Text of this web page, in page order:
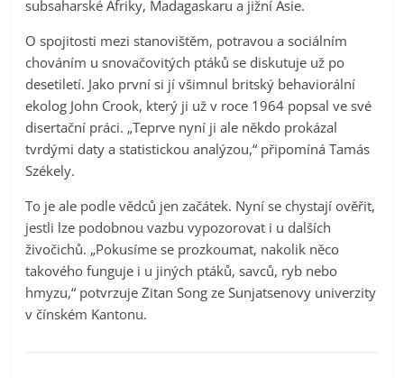
subsaharské Afriky, Madagaskaru a jižní Asie.
O spojitosti mezi stanovištěm, potravou a sociálním
chováním u snovačovitých ptáků se diskutuje už po
desetiletí. Jako první si jí všimnul britský behaviorální
ekolog John Crook, který ji už v roce 1964 popsal ve své
disertační práci. „Teprve nyní ji ale někdo prokázal
tvrdými daty a statistickou analýzou,“ připomíná Tamás
Székely.
To je ale podle vědců jen začátek. Nyní se chystají ověřit,
jestli lze podobnou vazbu vypozorovat i u dalších
živočichů. „Pokusíme se prozkoumat, nakolik něco
takového funguje i u jiných ptáků, savců, ryb nebo
hmyzu,“ potvrzuje Zitan Song ze Sunjatsenovy univerzity
v čínském Kantonu.